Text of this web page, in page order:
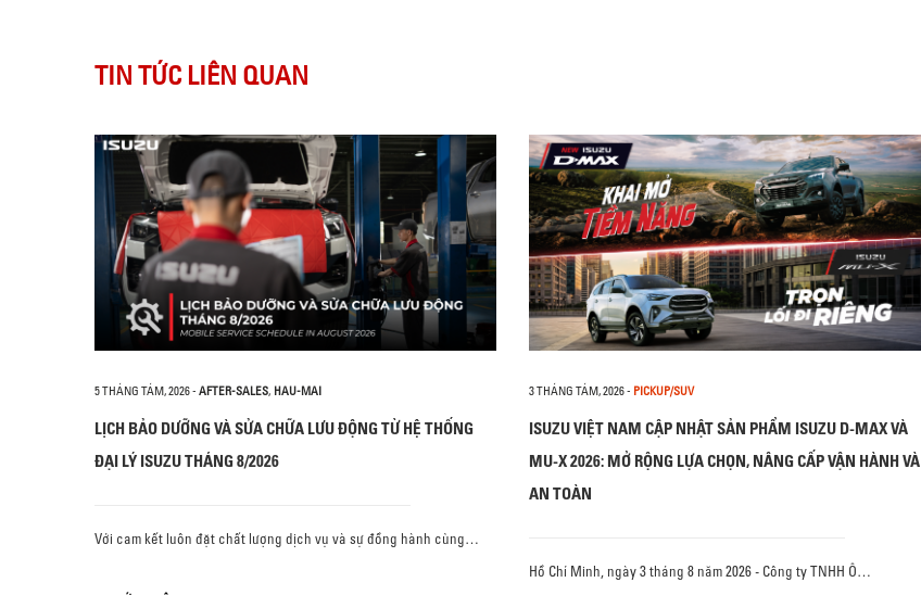
TIN TỨC LIÊN QUAN
5 THÁNG TÁM, 2026- AFTER-SALES, HAU-MAI
LỊCH BẢO DƯỠNG VÀ SỬA CHỮA LƯU ĐỘNG TỪ HỆ THỐNG
ĐẠI LÝ ISUZU THÁNG 8/2026
Với cam kết luôn đặt chất lượng dịch vụ và sự đồng hành cùng…
3 THÁNG TÁM, 2026- PICKUP/SUV
ISUZU VIỆT NAM CẬP NHẬT SẢN PHẨM ISUZU D-MAX VÀ
MU-X 2026: MỞ RỘNG LỰA CHỌN, NÂNG CẤP VẬN HÀNH VÀ
AN TOÀN
Hồ Chí Minh, ngày 3 tháng 8 năm 2026 - Công ty TNHH Ô…